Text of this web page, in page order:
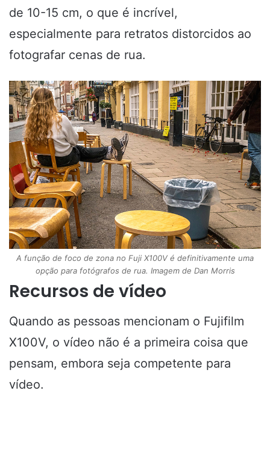
de 10-15 cm, o que é incrível,
especialmente para retratos distorcidos ao
fotografar cenas de rua.
A função de foco de zona no Fuji X100V é definitivamente uma
opção para fotógrafos de rua. Imagem de Dan Morris
Recursos de vídeo
Quando as pessoas mencionam o Fujifilm
X100V, o vídeo não é a primeira coisa que
pensam, embora seja competente para
vídeo.